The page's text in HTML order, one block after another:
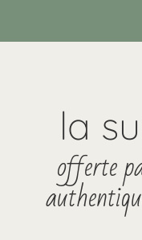
la
offerte